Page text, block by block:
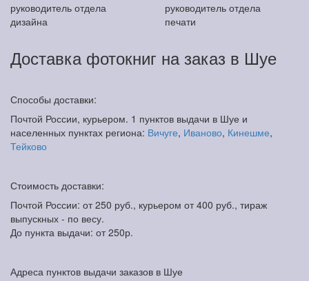
руководитель отдела
дизайна
руководитель отдела
печати
Доставка фотокниг на заказ в Шуе
Способы доставки:
Почтой России, курьером. 1 пунктов выдачи в Шуе и
населенных пунктах региона: Вичуге, Иваново, Кинешме,
Тейково
Стоимость доставки:
Почтой России: от 250 руб., курьером от 400 руб., тираж
выпускных - по весу.
До пункта выдачи: от 250р.
Адреса пунктов выдачи заказов в Шуе